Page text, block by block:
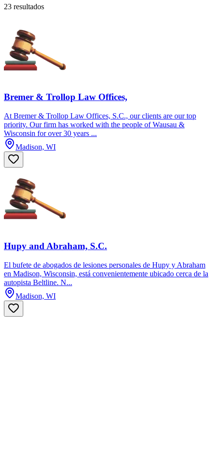
23 resultados
Bremer & Trollop Law Offices,
At Bremer & Trollop Law Offices, S.C., our clients are our top
priority. Our firm has worked with the people of Wausau &
Wisconsin for over 30 years ...
Madison, WI
Hupy and Abraham, S.C.
El bufete de abogados de lesiones personales de Hupy y Abraham
en Madison, Wisconsin, está convenientemente ubicado cerca de la
autopista Beltline. N...
Madison, WI